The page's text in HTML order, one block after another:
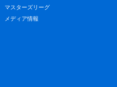
マスターズリーグ
メディア情報